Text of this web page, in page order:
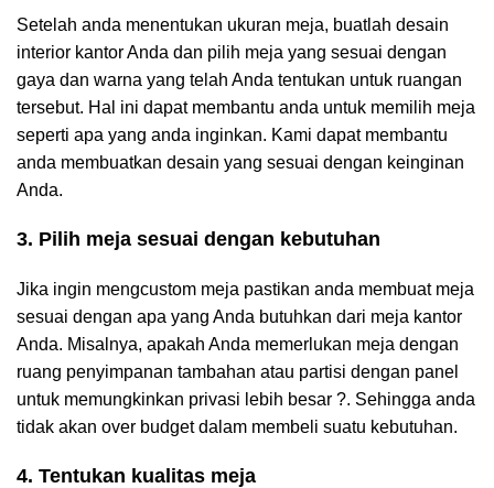
Setelah anda menentukan ukuran meja, buatlah desain
interior kantor Anda dan pilih meja yang sesuai dengan
gaya dan warna yang telah Anda tentukan untuk ruangan
tersebut. Hal ini dapat membantu anda untuk memilih meja
seperti apa yang anda inginkan. Kami dapat membantu
anda membuatkan desain yang sesuai dengan keinginan
Anda.
3. Pilih meja sesuai dengan kebutuhan
Jika ingin mengcustom meja pastikan anda membuat meja
sesuai dengan apa yang Anda butuhkan dari meja kantor
Anda. Misalnya, apakah Anda memerlukan meja dengan
ruang penyimpanan tambahan atau partisi dengan panel
untuk memungkinkan privasi lebih besar ?. Sehingga anda
tidak akan over budget dalam membeli suatu kebutuhan.
4. Tentukan kualitas meja